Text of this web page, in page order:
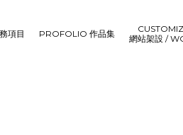
項目 PROFOLIO 作品集
網站架設 /